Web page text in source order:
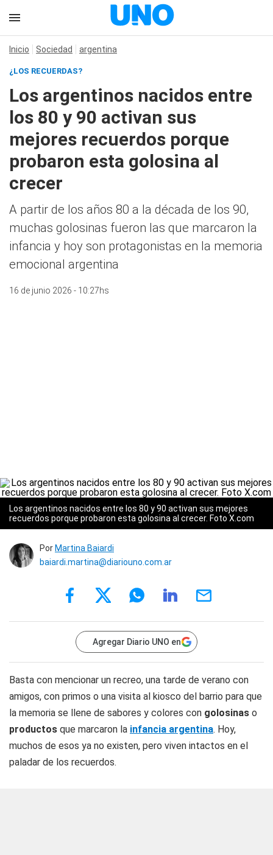
Inicio Sociedad argentina
¿LOS RECUERDAS?
Los argentinos nacidos entre
los 80 y 90 activan sus
mejores recuerdos porque
probaron esta golosina al
crecer
A partir de los años 80 a la década de los 90,
muchas golosinas fueron las que marcaron la
infancia y hoy son protagonistas en la memoria
emocional argentina
16 de junio 2026 - 10:27hs
Los argentinos nacidos entre los 80 y 90 activan sus mejores
recuerdos porque probaron esta golosina al crecer. Foto X.com
Por Martina Baiardi
baiardi.martina@diariouno.com.ar
Agregar Diario UNO en
Basta con mencionar un recreo, una tarde de verano con
amigos, con primos o una visita al kiosco del barrio para que
la memoria se llene de sabores y colores con golosinas o
productos que marcaron la infancia argentina. Hoy,
muchos de esos ya no existen, pero viven intactos en el
paladar de los recuerdos.